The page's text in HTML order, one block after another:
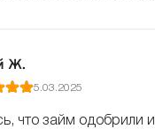
Ж.
5.03.2025
что займ одобрили и